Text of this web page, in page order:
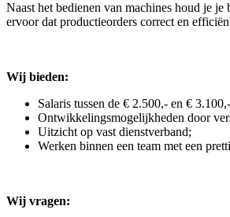
Naast het bedienen van machines houd je
ervoor dat productieorders correct en
Wij bieden:
Salaris tussen de € 2.500,- en €
Ontwikkelingsmogelijkheden door
Uitzicht op vast dienstverband;
Werken binnen een team met een
Wij vragen: